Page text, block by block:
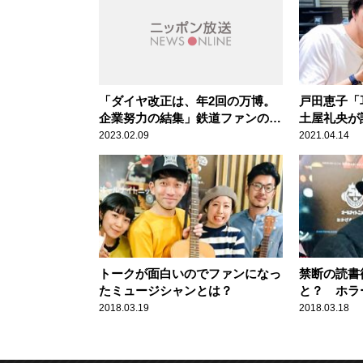
「ダイヤ改正は、年2回の万博。
企業努力の結集」鉄道ファンの土
屋礼央が語る、その楽しみ方
2023.02.09
戸田恵子
土屋礼央
ツ”に苦笑
2021.04.14
トークが面白いのでファンになっ
たミュージシャンとは？
2018.03.19
禁断の読
と？ ホラ
2018.03.18